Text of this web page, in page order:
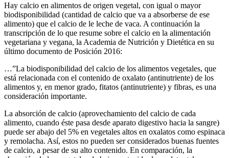
Hay calcio en alimentos de origen vegetal, con igual o mayor
biodisponibilidad (cantidad de calcio que va a absorberse de ese
alimento) que el calcio de le leche de vaca. A continuación la
transcripción de lo que resume sobre el calcio en la alimentación
vegetariana y vegana, la Academia de Nutrición y Dietética en su
último documento de Posición 2016:
…”La biodisponibilidad del calcio de los alimentos vegetales, que
está relacionada con el contenido de oxalato (antinutriente) de los
alimentos y, en menor grado, fitatos (antinutriente) y fibras, es una
consideración importante.
La absorción de calcio (aprovechamiento del calcio de cada
alimento, cuando éste pasa desde aparato digestivo hacia la sangre)
puede ser abajo del 5% en vegetales altos en oxalatos como espinaca
y remolacha. Así, estos no pueden ser considerados buenas fuentes
de calcio, a pesar de su alto contenido. En comparación, la